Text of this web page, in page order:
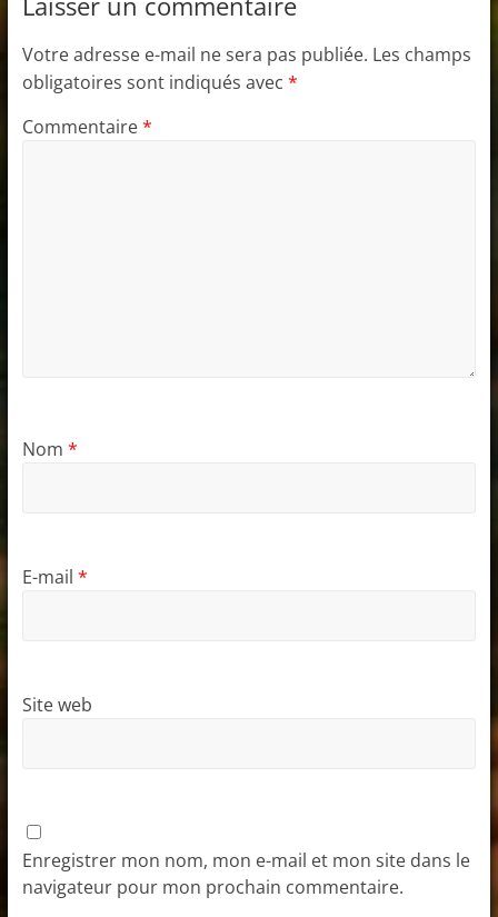
Votre adresse e-mail ne sera pas publiée. Les champs
obligatoires sont indiqués avec *
Commentaire*
Nom *
E-mail *
Site web
Enregistrer mon nom, mon e-mail et mon site dans le
navigateur pour mon prochain commentaire.